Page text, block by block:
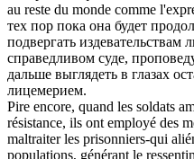
au reste du monde comme
тех пор пока она будет
подвергать издевательствам
справедливом суде,
дальше выглядеть в глазах
лицемерием.
Pire encore, quand les soldats
résistance, ils ont employé des
maltraiterles prisonniers-qui
populations, générant le